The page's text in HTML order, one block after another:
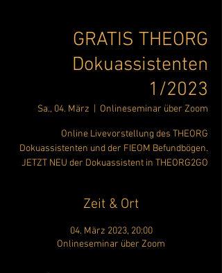
GRATIS THEORG
Dokuassistenten
1/2023
Sa., 04. März Onlineseminar über Zoom
Online Livevorstellung des THEORG
Dokuassistenten und der FIEOM Befundbögen.
JETZT NEU der Dokuassistent in THEORG2GO
Zeit & Ort
04. März 2023, 20:00
Onlineseminar über Zoom